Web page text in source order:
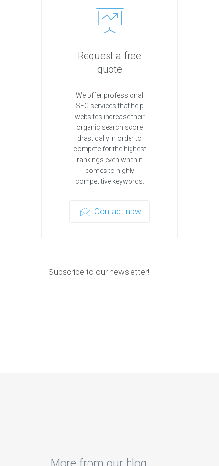
Request a free
quote
We offer professional
SEO services that help
websites increase their
organic search score
drastically in order to
compete for the highest
rankings even when it
comes to highly
competitive keywords.
Contact now
Subscribe to our newsletter!